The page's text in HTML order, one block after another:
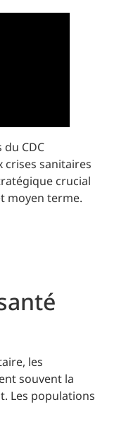
CDC
sanitaires
crucial
moyen terme.
les
souvent la
Les populations